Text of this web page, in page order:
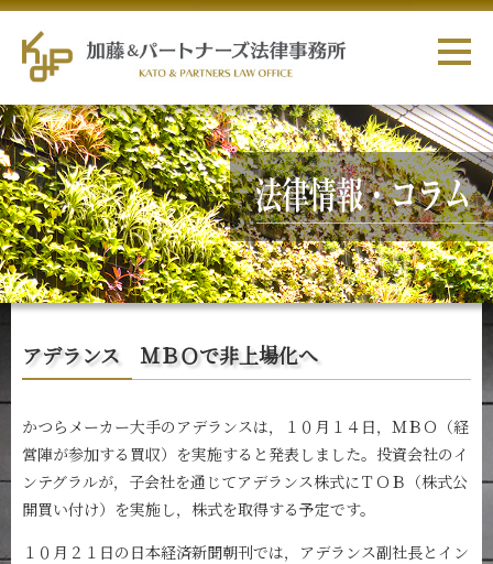
アデランス ＭＢＯで非上場化へ
かつらメーカー大手のアデランスは，１０月１４日，ＭＢＯ（経
営陣が参加する買収）を実施すると発表しました。投資会社のイ
ンテグラルが，子会社を通じてアデランス株式にＴＯＢ（株式公
開買い付け）を実施し，株式を取得する予定です。
１０月２１日の日本経済新聞朝刊では，アデランス副社長とイン